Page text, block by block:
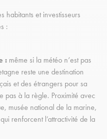
habitants et investisseurs
:
: même si la météo n’est pas
reste une destination
et des étrangers pour sa
pas à la règle. Proximité avec
musée national de la marine,
renforcent l’attractivité de la